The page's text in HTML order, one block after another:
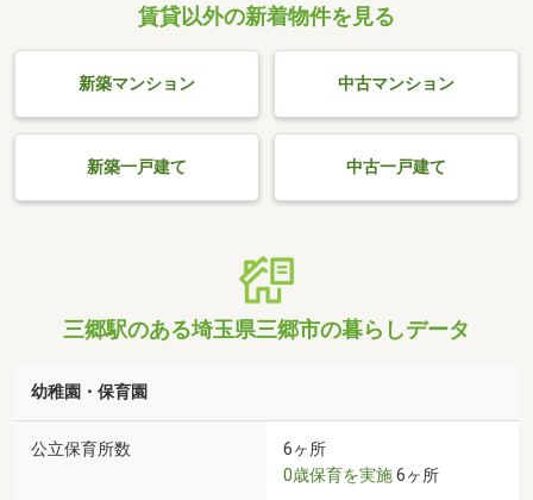
賃貸以外の新着物件を見る
新築マンション 中古マンション
新築一戸建て 中古一戸建て
三郷駅のある埼玉県三郷市の暮らしデータ
幼稚園・保育園
公立保育所数
6ヶ所
0歳保育を実施6ヶ所